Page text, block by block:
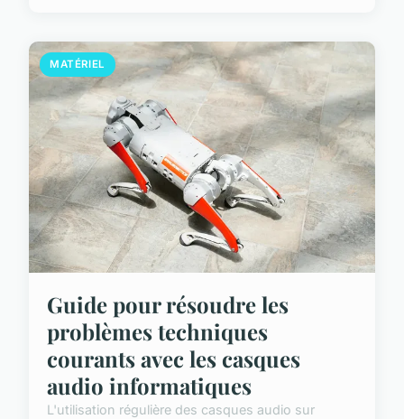
MATÉRIEL
Guide pour résoudre les
problèmes techniques
courants avec les casques
audio informatiques
L'utilisation régulière des casques audio sur